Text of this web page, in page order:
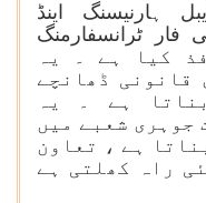
ہارنیسنگ اینڈ
فار ٹرانسفارمنگ
، 2025‘نافذ کیا ہے ۔ یہ
قانونی ڈھانچے
ہے ۔ یہ
جوہری شعبے میں
ہے ، تعاون
راہ کھلتی ہے